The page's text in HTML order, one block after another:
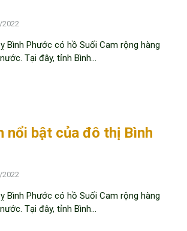
Bình Phước có hồ Suối Cam rộng hàng
Tại đây, tỉnh Bình…
nổi bật của đô thị Bình
2022
Bình Phước có hồ Suối Cam rộng hàng
Tại đây, tỉnh Bình…